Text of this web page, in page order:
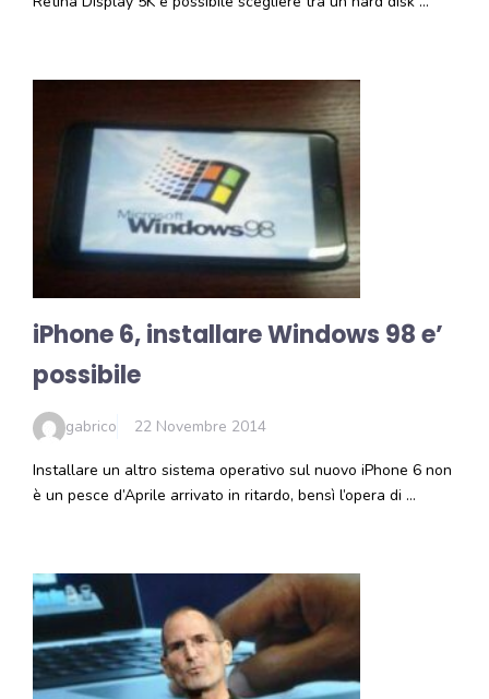
iPhone 6, installare Windows 98 e’
possibile
gabrico 22 Novembre 2014
Installare un altro sistema operativo sul nuovo iPhone 6 non
è un pesce d’Aprile arrivato in ritardo, bensì l’opera di …